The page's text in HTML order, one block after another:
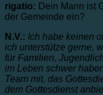
rigatio: Dein Mann ist
der Gemeinde ein?
N.V.: Ich habe keinen
ich unterstütze gerne,
für Familien,
im Leben schwer
Team mit, das
dem Gottesdienst